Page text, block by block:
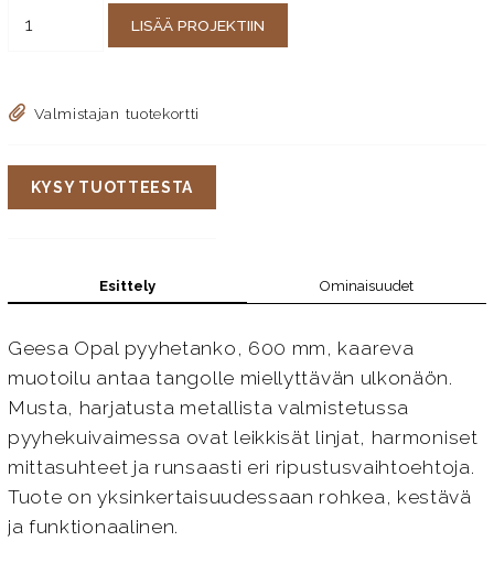
LISÄÄ PROJEKTIIN
Valmistajan tuotekortti
KYSY TUOTTEESTA
Esittely Ominaisuudet
Geesa Opal pyyhetanko, 600 mm, kaareva
muotoilu antaa tangolle miellyttävän ulkonäön.
Musta, harjatusta metallista valmistetussa
pyyhekuivaimessa ovat leikkisät linjat, harmoniset
mittasuhteet ja runsaasti eri ripustusvaihtoehtoja.
Tuote on yksinkertaisuudessaan rohkea, kestävä
ja funktionaalinen.